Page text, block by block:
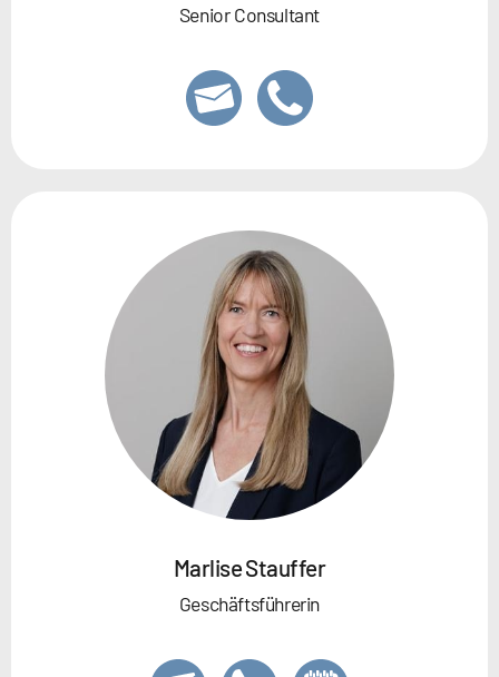
Senior Consultant
Marlise Stauffer
Geschäftsführerin